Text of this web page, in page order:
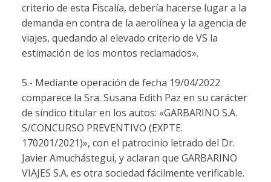
criterio de esta Fiscalía, debería hacerse lugar a la
demanda en contra de la aerolínea y la agencia de
viajes, quedando al elevado criterio de VS la
estimación de los montos reclamados».
5.- Mediante operación de fecha 19/04/2022
comparece la Sra. Susana Edith Paz en su carácter
de síndico titular en los autos: «GARBARINO S.A.
S/CONCURSO PREVENTIVO (EXPTE.
170201/2021)», con el patrocinio letrado del Dr.
Javier Amuchástegui, y aclaran que GARBARINO
VIAJES S.A. es otra sociedad fácilmente verificable.